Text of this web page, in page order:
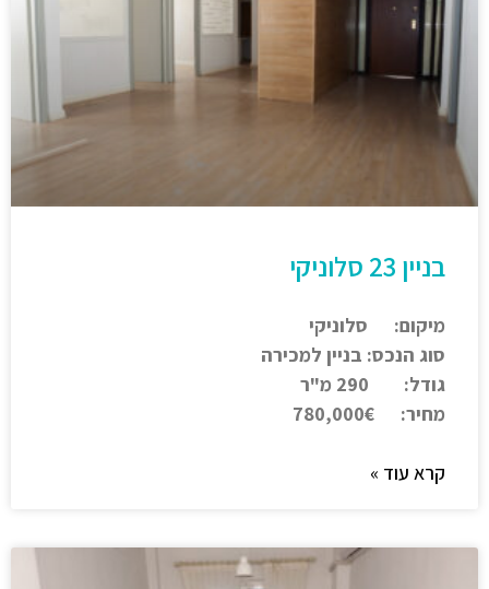
בניין 23 סלוניקי
מיקום: סלוניקי
סוג הנכס: בניין למכירה
גודל: 290 מ"ר
מחיר: 780,000€
קרא עוד »